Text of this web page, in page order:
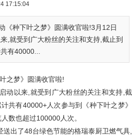
17:15:04
《种下叶之梦》圆满收官啦!3月12日
,就受到广大粉丝的关注和支持,截止到
有40000...
之梦》圆满收官啦!
动以来,就受到广大粉丝的关注和支持,截
共有40000+人次参与到《种下叶之梦》
数也超过100000人次。
出了48台绿色节能的格瑞泰厨卫燃气具,